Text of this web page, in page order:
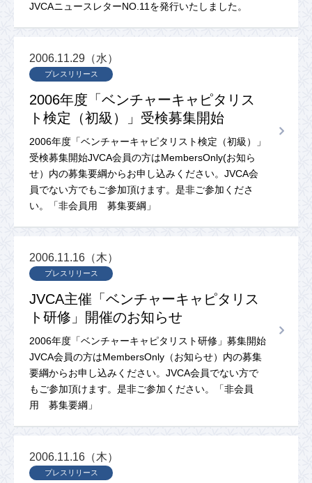
JVCAニュースレターNO.11を発行いたしました。
2006年度「ベンチャーキャピタリス
ト検定（初級）」受検募集開始
2006年度「ベンチャーキャピタリスト検定（初級）」
受検募集開始JVCA会員の方はMembersOnly(お知ら
せ）内の募集要綱からお申し込みください。JVCA会
員でない方でもご参加頂けます。是非ご参加くださ
い。「非会員用 募集要綱」
プレスリリース
2006.11.29（水）
JVCA主催「ベンチャーキャピタリス
ト研修」開催のお知らせ
2006年度「ベンチャーキャピタリスト研修」募集開始
JVCA会員の方はMembersOnly（お知らせ）内の募集
要綱からお申し込みください。JVCA会員でない方で
もご参加頂けます。是非ご参加ください。「非会員
用 募集要綱」
プレスリリース
2006.11.16（木）
プレスリリース
2006.11.16（木）